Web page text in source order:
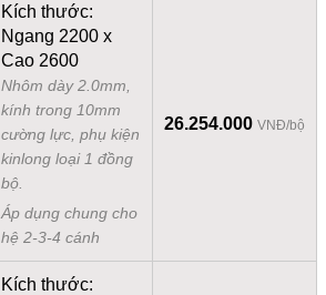
Kích thước:
Ngang 2200 x
Cao 2600
Nhôm dày 2.0mm,
kính trong 10mm
cường lực, phụ kiện
kinlong loại 1 đồng
bộ.
Áp dụng chung cho
hệ 2-3-4 cánh
26.254.000 VNĐ/bộ
Kích thước: